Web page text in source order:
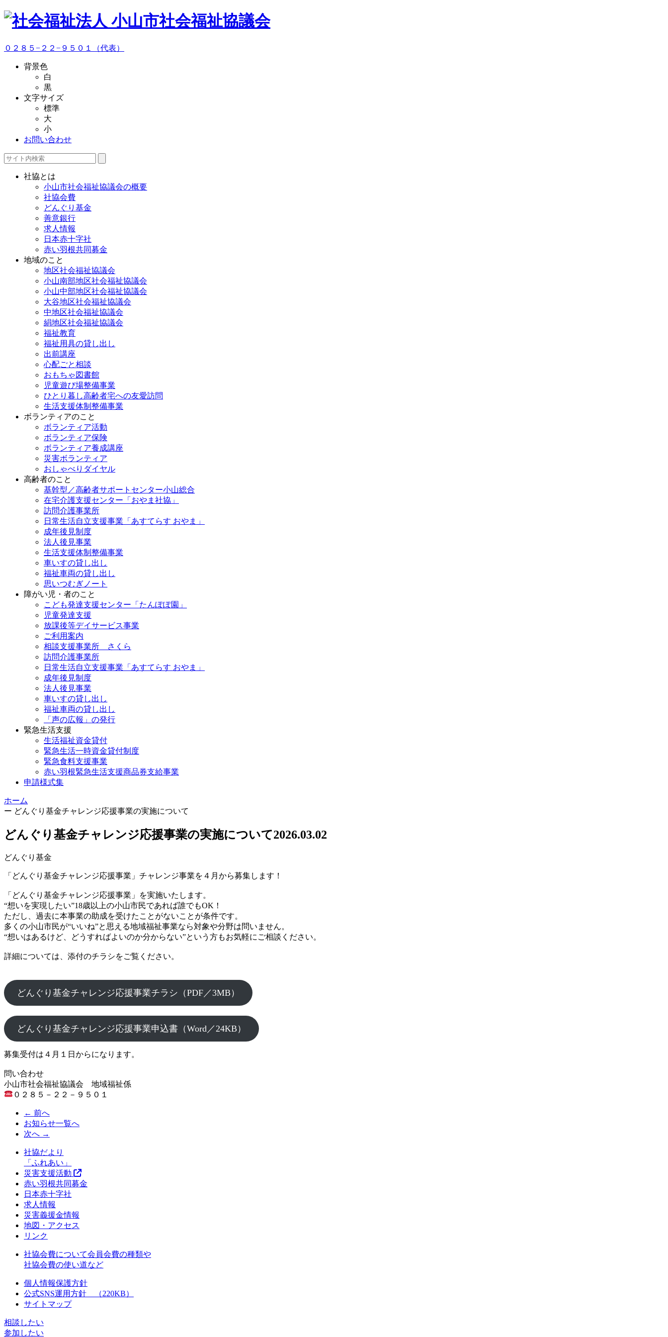
０２８５−２２−９５０１（代表）
背景色
白
黒
文字サイズ
標準
大
小
お問い合わせ
社協とは
小山市社会福祉協議会の概要
社協会費
どんぐり基金
善意銀行
求人情報
日本赤十字社
赤い羽根共同募金
地域のこと
地区社会福祉協議会
小山南部地区社会福祉協議会
小山中部地区社会福祉協議会
大谷地区社会福祉協議会
中地区社会福祉協議会
絹地区社会福祉協議会
福祉教育
福祉用具の貸し出し
出前講座
心配ごと相談
おもちゃ図書館
児童遊び場整備事業
ひとり暮し高齢者宅への友愛訪問
生活支援体制整備事業
ボランティアのこと
ボランティア活動
ボランティア保険
ボランティア養成講座
災害ボランティア
おしゃべりダイヤル
高齢者のこと
基幹型／高齢者サポートセンター小山総合
在宅介護支援センター「おやま社協」
訪問介護事業所
日常生活自立支援事業「あすてらす おやま」
成年後見制度
法人後見事業
生活支援体制整備事業
車いすの貸し出し
福祉車両の貸し出し
思いつむぎノート
障がい児・者のこと
こども発達支援センター「たんぽぽ園」
児童発達支援
放課後等デイサービス事業
ご利用案内
相談支援事業所 さくら
訪問介護事業所
日常生活自立支援事業「あすてらす おやま」
成年後見制度
法人後見事業
車いすの貸し出し
福祉車両の貸し出し
「声の広報」の発行
緊急生活支援
生活福祉資金貸付
緊急生活一時資金貸付制度
緊急食料支援事業
赤い羽根緊急生活支援商品券支給事業
申請様式集
ホーム
ー どんぐり基金チャレンジ応援事業の実施について
どんぐり基金チャレンジ応援事業の実施について2026.03.02
どんぐり基金
「どんぐり基金チャレンジ応援事業」チャレンジ事業を４月から募集します！
「どんぐり基金チャレンジ応援事業」を実施いたします。
“想いを実現したい”18歳以上の小山市民であれば誰でもOK！
ただし、過去に本事業の助成を受けたことがないことが条件です。
多くの小山市民が“いいね”と思える地域福祉事業なら対象や分野は問いません。
“想いはあるけど、どうすればよいのか分からない”という方もお気軽にご相談ください。
詳細については、添付のチラシをご覧ください。
どんぐり基金チャレンジ応援事業チラシ（PDF／3MB）
どんぐり基金チャレンジ応援事業申込書（Word／24KB）
募集受付は４月１日からになります。
問い合わせ
小山市社会福祉協議会 地域福祉係
０２８５－２２－９５０１
← 前へ
お知らせ一覧へ
次へ →
社協だより
「ふれあい」
災害支援活動
赤い羽根共同募金
日本赤十字社
求人情報
災害義援金情報
地図・アクセス
リンク
社協会費について会員会費の種類や
社協会費の使い道など
個人情報保護方針
公式SNS運用方針 （220KB）
サイトマップ
相談したい
参加したい